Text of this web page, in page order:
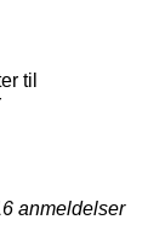
til
anmeldelser